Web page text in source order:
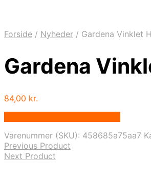
Forside / Nyheder / Gardena Vinklet
Gardena
84,00 kr.
Varenummer (SKU): 458685a75aa7
Previous Product
Next Product